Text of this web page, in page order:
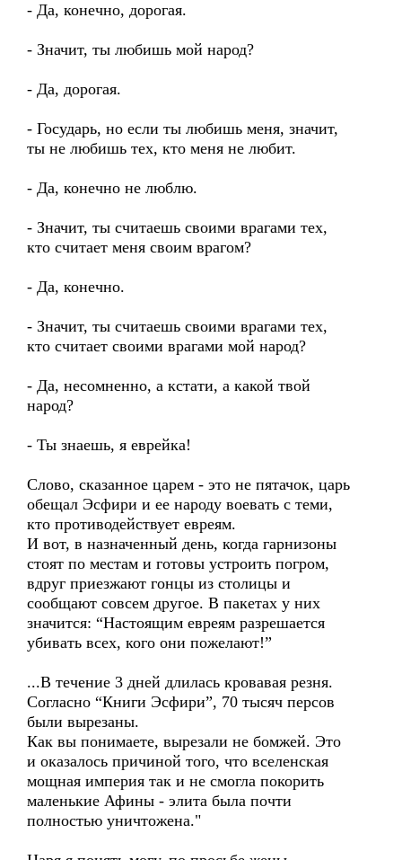
- Да, конечно, дорогая.
- Значит, ты любишь мой народ?
- Да, дорогая.
- Государь, но если ты любишь меня, значит,
ты не любишь тех, кто меня не любит.
- Да, конечно не люблю.
- Значит, ты считаешь своими врагами тех,
кто считает меня своим врагом?
- Да, конечно.
- Значит, ты считаешь своими врагами тех,
кто считает своими врагами мой народ?
- Да, несомненно, а кстати, а какой твой
народ?
- Ты знаешь, я еврейка!
Слово, сказанное царем - это не пятачок, царь
обещал Эсфири и ее народу воевать с теми,
кто противодействует евреям.
И вот, в назначенный день, когда гарнизоны
стоят по местам и готовы устроить погром,
вдруг приезжают гонцы из столицы и
сообщают совсем другое. В пакетах у них
значится: “Настоящим евреям разрешается
убивать всех, кого они пожелают!”
...В течение 3 дней длилась кровавая резня.
Согласно “Книги Эсфири”, 70 тысяч персов
были вырезаны.
Как вы понимаете, вырезали не бомжей. Это
и оказалось причиной того, что вселенская
мощная империя так и не смогла покорить
маленькие Афины - элита была почти
полностью уничтожена."